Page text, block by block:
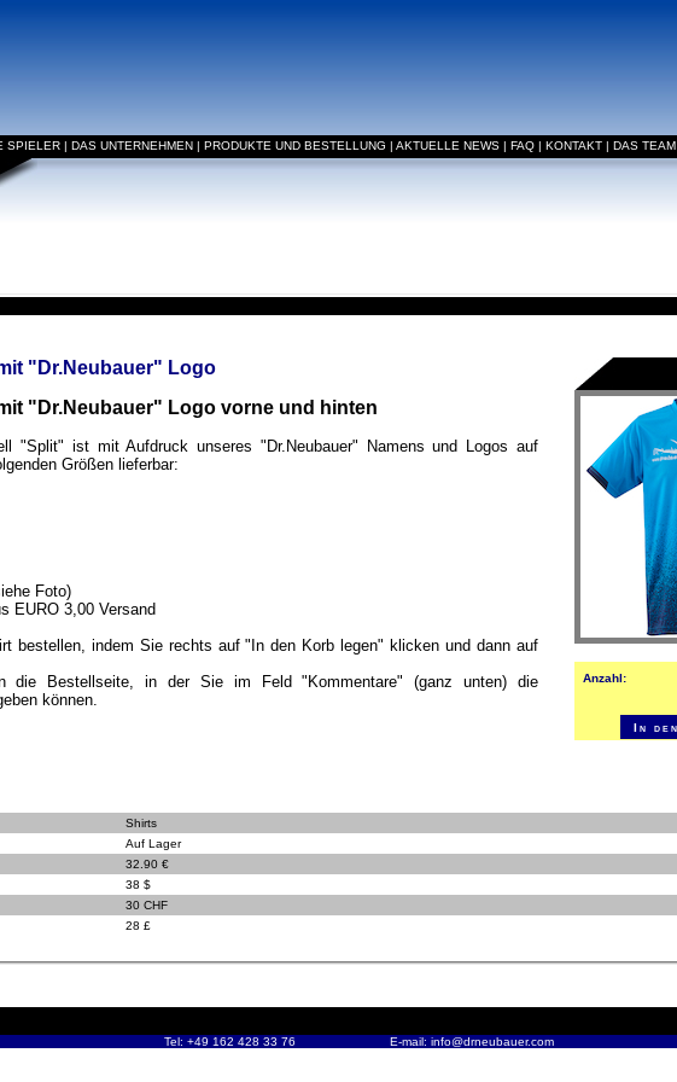
SPIELER | DAS UNTERNEHMEN | PRODUKTE UND BESTELLUNG | AKTUELLE NEWS | FAQ | KONTAKT | DAS TEAM
"Dr.Neubauer" Logo
"Dr.Neubauer" Logo vorne und hinten
"Split" ist mit Aufdruck unseres "Dr.Neubauer" Namens und Logos auf
Größen lieferbar:
Foto)
EURO 3,00 Versand
bestellen, indem Sie rechts auf "In den Korb legen" klicken und dann auf
die Bestellseite, in der Sie im Feld "Kommentare" (ganz unten) die
können.
Anzahl:
Shirts
Auf Lager
32.90 €
38 $
30 CHF
28 £
Tel: +49 162 428 33 76
E-mail: info@drneubauer.com